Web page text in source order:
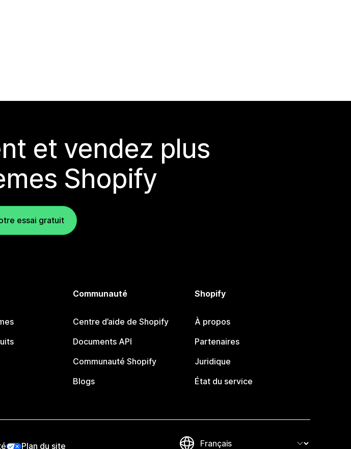
et vendez plus
Shopify
essai gratuit
Communauté
Centre d’aide de Shopify
Documents API
Communauté Shopify
Blogs
Shopify
À propos
Partenaires
Juridique
État du service
Plan du site